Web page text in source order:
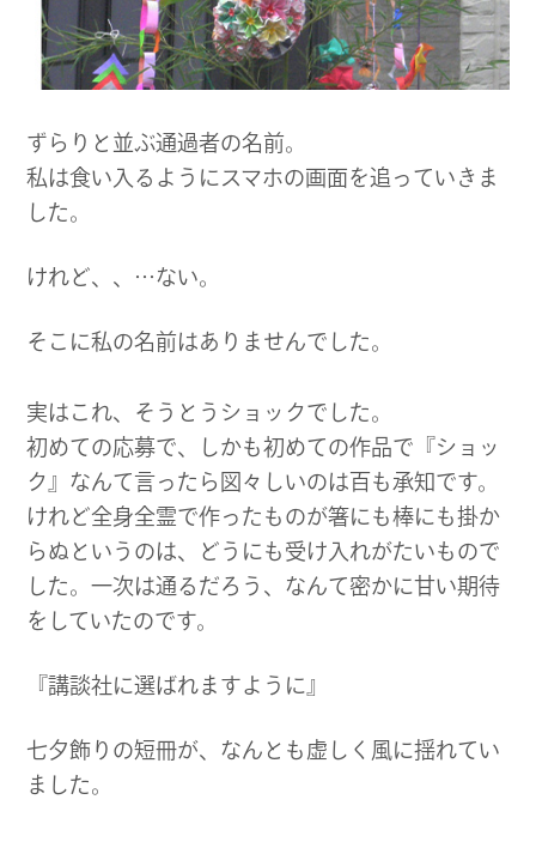
ずらりと並ぶ通過者の名前。
私は食い入るようにスマホの画面を追っていきま
した。
けれど、、…ない。
そこに私の名前はありませんでした。
実はこれ、そうとうショックでした。
初めての応募で、しかも初めての作品で『ショッ
ク』なんて言ったら図々しいのは百も承知です。
けれど全身全霊で作ったものが箸にも棒にも掛か
らぬというのは、どうにも受け入れがたいもので
した。一次は通るだろう、なんて密かに甘い期待
をしていたのです。
『講談社に選ばれますように』
七夕飾りの短冊が、なんとも虚しく風に揺れてい
ました。